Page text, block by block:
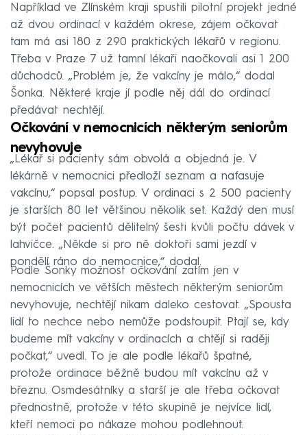
Například ve Zlínském kraji spustili pilotní projekt jedné
až dvou ordinací v každém okrese, zájem očkovat
tam má asi 180 z 290 praktických lékařů v regionu.
Třeba v Praze 7 už tamní lékaři naočkovali asi 1 200
důchodců. „Problém je, že vakcíny je málo,“ dodal
Šonka. Některé kraje jí podle něj dál do ordinací
předávat nechtějí.
Očkování v nemocnicích některým seniorům
nevyhovuje
„Lékař si pacienty sám obvolá a objedná je. V
lékárně v nemocnici předloží seznam a nafasuje
vakcínu,“ popsal postup. V ordinaci s 2 500 pacienty
je starších 80 let většinou několik set. Každý den musí
být počet pacientů dělitelný šesti kvůli počtu dávek v
lahvičce. „Někde si pro ně doktoři sami jezdí v
pondělí ráno do nemocnice,“ dodal.
Podle Šonky možnost očkování zatím jen v
nemocnicích ve větších městech některým seniorům
nevyhovuje, nechtějí nikam daleko cestovat. „Spousta
lidí to nechce nebo nemůže podstoupit. Ptají se, kdy
budeme mít vakcíny v ordinacích a chtějí si raději
počkat,“ uvedl. To je ale podle lékařů špatné,
protože ordinace běžně budou mít vakcínu až v
březnu. Osmdesátníky a starší je ale třeba očkovat
přednostně, protože v této skupině je nejvíce lidí,
kteří nemoci po nákaze mohou podlehnout.